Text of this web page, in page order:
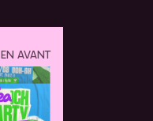
EN AVANT